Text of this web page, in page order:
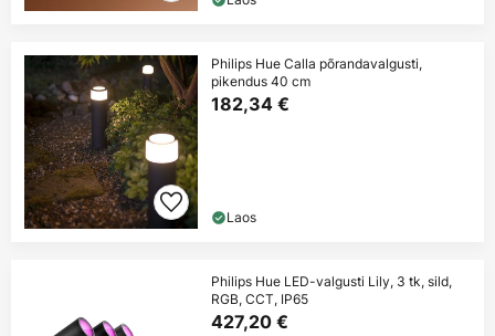
Philips Hue Calla põrandavalgusti,
pikendus 40 cm
182,34 €
Laos
Philips Hue LED-valgusti Lily, 3 tk, sild,
RGB, CCT, IP65
427,20 €